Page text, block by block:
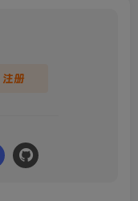
注册